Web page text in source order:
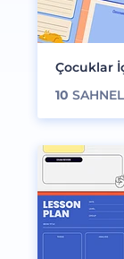
Çocuklar
10